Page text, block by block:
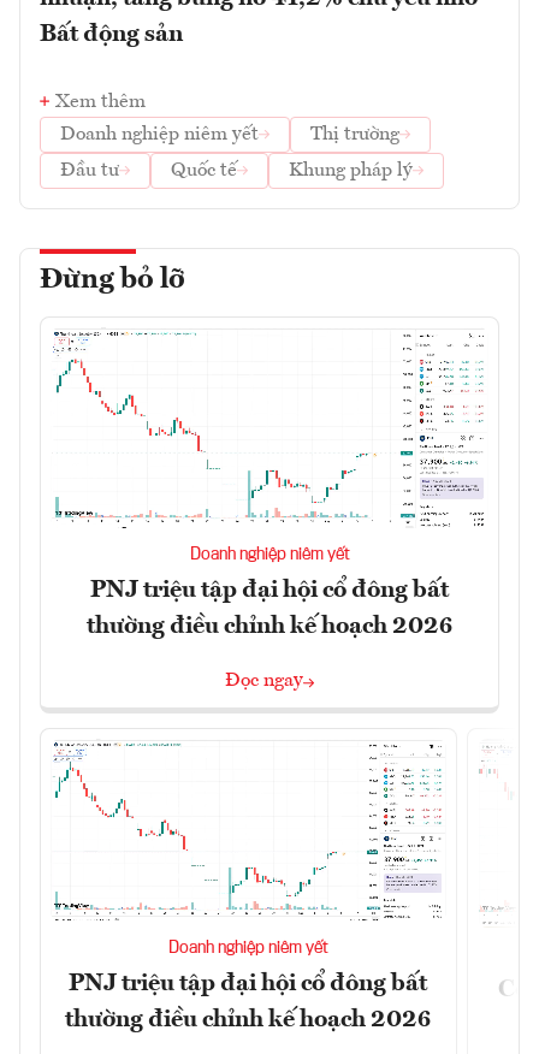
Bất động sản
Xem thêm
Doanh nghiệp niêm yết
Thị trường
Đầu tư
Quốc tế Khung pháp lý
Đừng bỏ lỡ
Doanh nghiệp niêm yết
PNJ triệu tập đại hội cổ đông bất
thường điều chỉnh kế hoạch 2026
Đọc ngay
Doanh nghiệp niêm yết
PNJ triệu tập đại hội cổ đông bất
thường điều chỉnh kế hoạch 2026